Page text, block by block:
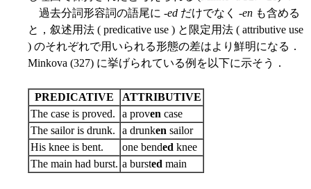
過去分詞形容詞の語尾に -ed だけでなく -en も含める
と，叙述用法 ( predicative use ) と限定用法 ( attributive use
) のそれぞれで用いられる形態の差はより鮮明になる．
Minkova (327) に挙げられている例を以下に示そう．
PREDICATIVE
ATTRIBUTIVE
The case is proved.
a proven case
The sailor is drunk.
a drunken sailor
His knee is bent.
one bended knee
The main had burst. a bursted main